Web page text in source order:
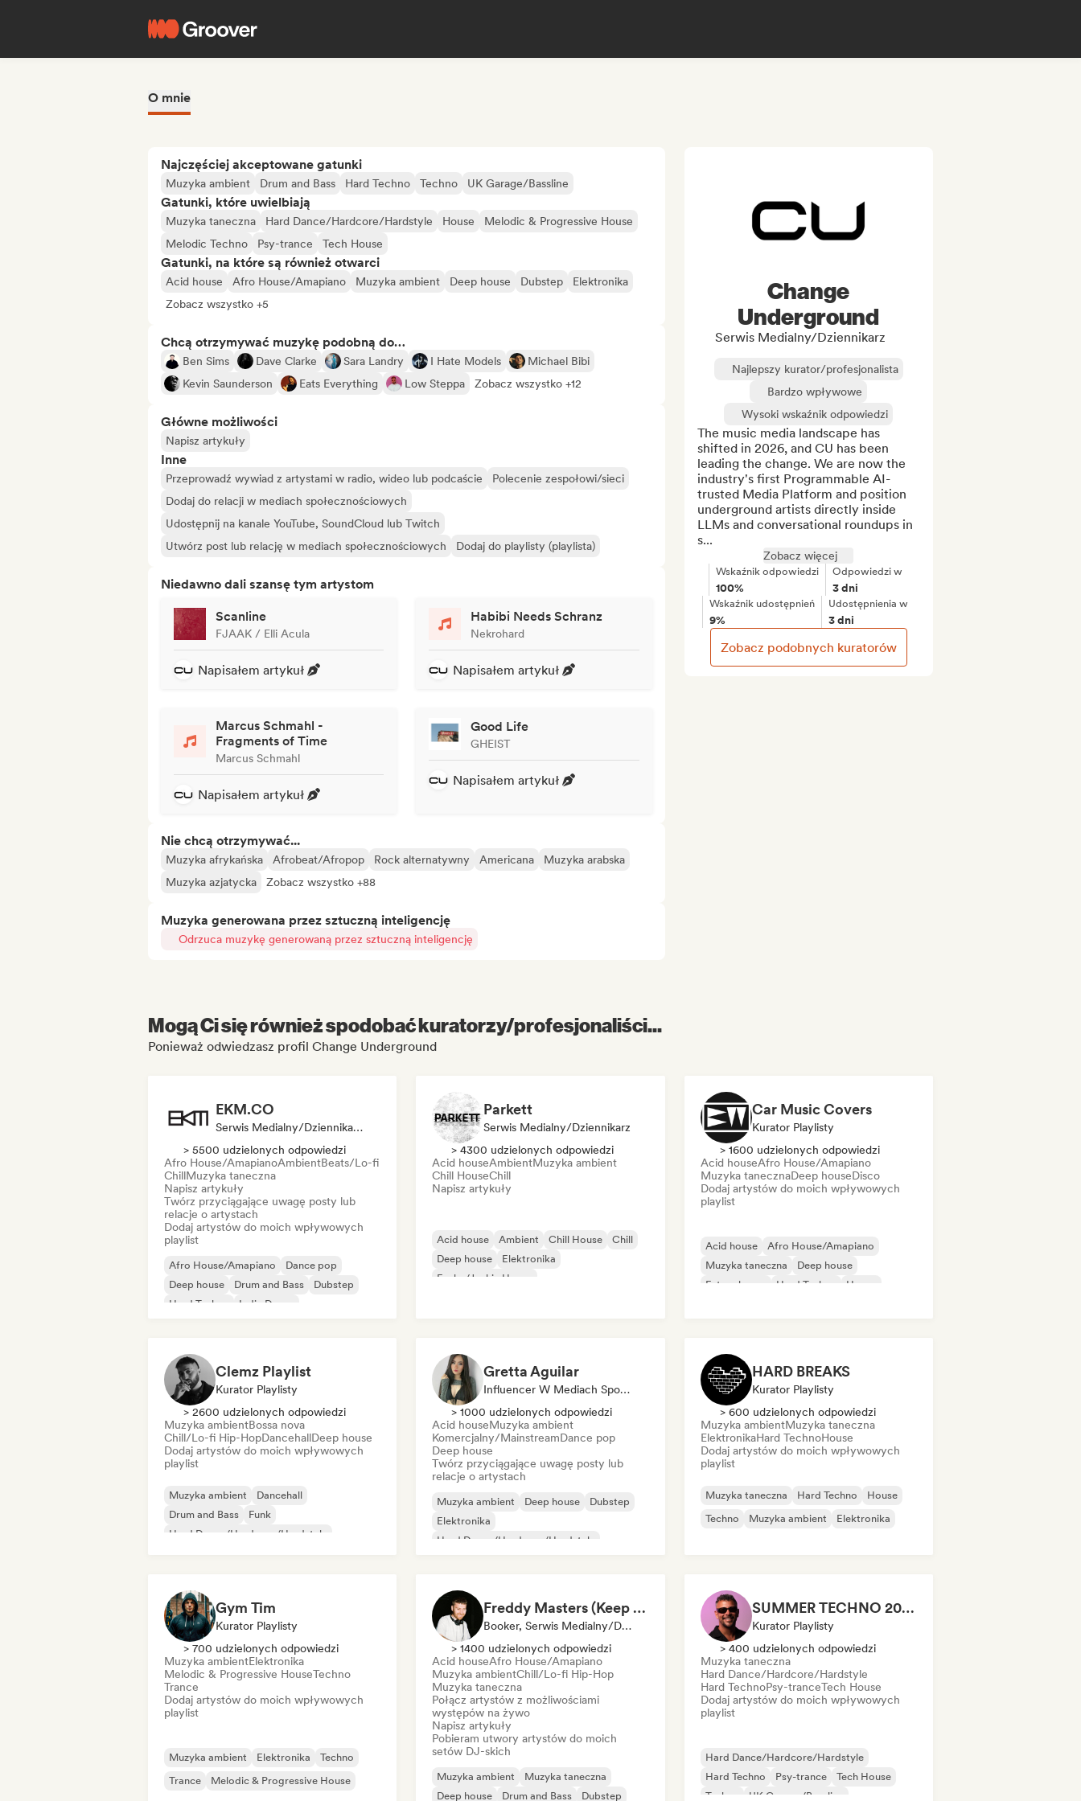
O mnie
Najczęściej akceptowane gatunki
Muzyka ambient Drum and Bass Hard Techno Techno UK Garage/Bassline
Gatunki, które uwielbiają
Muzyka taneczna Hard Dance/Hardcore/Hardstyle House
Melodic & Progressive House
Melodic Techno
Psy-trance Tech House
Gatunki, na które są również otwarci
Acid house Afro House/Amapiano Muzyka ambient Deep house Dubstep
Elektronika
Zobacz wszystko +5
Chcą otrzymywać muzykę podobną do…
Ben Sims Dave Clarke Sara Landry I Hate Models
Michael Bibi
Kevin Saunderson
Eats Everything Low Steppa Zobacz wszystko +12
Główne możliwości
Napisz artykuły
Inne
Przeprowadź wywiad z artystami w radio, wideo lub podcaście
Polecenie zespołowi/sieci
Dodaj do relacji w mediach społecznościowych
Udostępnij na kanale YouTube, SoundCloud lub Twitch
Utwórz post lub relację w mediach społecznościowych
Dodaj do playlisty (playlista)
Niedawno dali szansę tym artystom
Scanline
FJAAK / Elli Acula
Napisałem artykuł
Habibi Needs Schranz
Nekrohard
Napisałem artykuł
Marcus Schmahl -
Fragments of Time
Marcus Schmahl
Napisałem artykuł
Good Life
GHEIST
Napisałem artykuł
Nie chcą otrzymywać...
Muzyka afrykańska Afrobeat/Afropop Rock alternatywny Americana
Muzyka arabska
Muzyka azjatycka
Zobacz wszystko +88
Muzyka generowana przez sztuczną inteligencję
Odrzuca muzykę generowaną przez sztuczną inteligencję
Change
Underground
Serwis Medialny/Dziennikarz
Najlepszy kurator/profesjonalista
Bardzo wpływowe
Wysoki wskaźnik odpowiedzi
The music media landscape has
shifted in 2026, and CU has been
leading the change. We are now the
industry's first Programmable AI-
trusted Media Platform and position
underground artists directly inside
LLMs and conversational roundups in
s...
Zobacz więcej
Wskaźnik odpowiedzi
100%
Odpowiedzi w
3 dni
Wskaźnik udostępnień
9%
Udostępnienia w
3 dni
Zobacz podobnych kuratorów
Mogą Ci się również spodobać kuratorzy/profesjonaliści...
Ponieważ odwiedzasz profil Change Underground
EKM.CO
Serwis Medialny/Dziennikarz, Kurator Playlisty
> 5500 udzielonych odpowiedzi
Afro House/AmapianoAmbientBeats/Lo-fi
ChillMuzyka taneczna
Napisz artykuły
Twórz przyciągające uwagę posty lub
relacje o artystach
Dodaj artystów do moich wpływowych
playlist
Afro House/Amapiano
Dance pop
Deep house
Drum and Bass
Dubstep
Hard Techno
Indie Dance
Parkett
Serwis Medialny/Dziennikarz
> 4300 udzielonych odpowiedzi
Acid houseAmbientMuzyka ambient
Chill HouseChill
Napisz artykuły
Acid house Ambient Chill House
Chill
Deep house
Elektronika
Funky/Jackin House
Car Music Covers
Kurator Playlisty
> 1600 udzielonych odpowiedzi
Acid houseAfro House/Amapiano
Muzyka tanecznaDeep houseDisco
Dodaj artystów do moich wpływowych
playlist
Acid house
Afro House/Amapiano
Muzyka taneczna
Deep house
Future house
Hard Techno
House
Clemz Playlist
Kurator Playlisty
> 2600 udzielonych odpowiedzi
Muzyka ambientBossa nova
Chill/Lo-fi Hip-HopDancehallDeep house
Dodaj artystów do moich wpływowych
playlist
Muzyka ambient
Dancehall
Drum and Bass
Funk
Hard Dance/Hardcore/Hardstyle
Gretta Aguilar
Influencer W Mediach Społecznościowych
> 1000 udzielonych odpowiedzi
Acid houseMuzyka ambient
Komercjalny/MainstreamDance pop
Deep house
Twórz przyciągające uwagę posty lub
relacje o artystach
Muzyka ambient Deep house
Dubstep
Elektronika
Hard Dance/Hardcore/Hardstyle
HARD BREAKS
Kurator Playlisty
> 600 udzielonych odpowiedzi
Muzyka ambientMuzyka taneczna
ElektronikaHard TechnoHouse
Dodaj artystów do moich wpływowych
playlist
Muzyka taneczna Hard Techno
House
Techno
Muzyka ambient Elektronika
Gym Tim
Kurator Playlisty
> 700 udzielonych odpowiedzi
Muzyka ambientElektronika
Melodic & Progressive HouseTechno
Trance
Dodaj artystów do moich wpływowych
playlist
Muzyka ambient Elektronika
Techno
Trance
Melodic & Progressive House
Freddy Masters (Keep Hush)
Booker, Serwis Medialny/Dziennikarz, Wybrany DJ
> 1400 udzielonych odpowiedzi
Acid houseAfro House/Amapiano
Muzyka ambientChill/Lo-fi Hip-Hop
Muzyka taneczna
Połącz artystów z możliwościami
występów na żywo
Napisz artykuły
Pobieram utwory artystów do moich
setów DJ-skich
Muzyka ambient
Muzyka taneczna
Deep house
Drum and Bass Dubstep
SUMMER TECHNO 2026 ☀️ PARTY HARD by Sebastian Bronk
Kurator Playlisty
> 400 udzielonych odpowiedzi
Muzyka taneczna
Hard Dance/Hardcore/Hardstyle
Hard TechnoPsy-tranceTech House
Dodaj artystów do moich wpływowych
playlist
Hard Dance/Hardcore/Hardstyle
Hard Techno
Psy-trance
Tech House
Techno
UK Garage/Bassline